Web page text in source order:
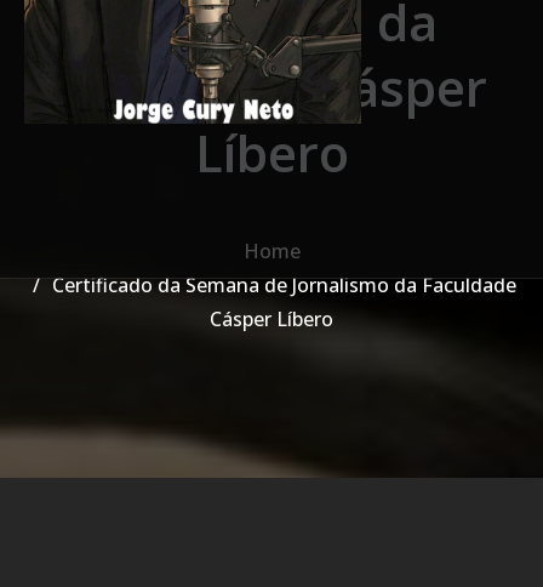
Jornalismo da
Faculdade Cásper
Líbero
Home
Certificado da Semana de Jornalismo da Faculdade
Cásper Líbero